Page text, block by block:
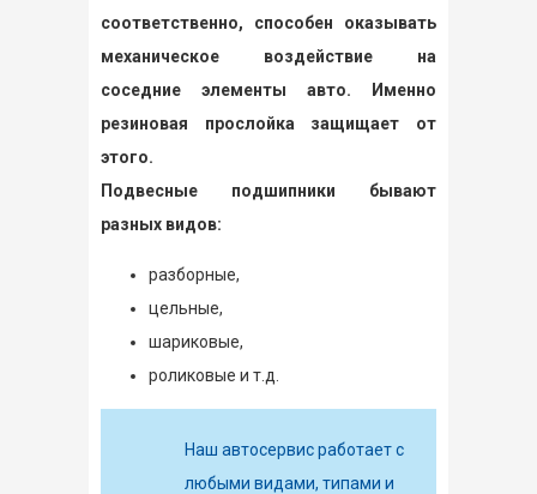
соответственно, способен оказывать
механическое воздействие на
соседние элементы авто. Именно
резиновая прослойка защищает от
этого.
Подвесные подшипники бывают
разных видов:
разборные,
цельные,
шариковые,
роликовые и т.д.
Наш автосервис работает с
любыми видами, типами и